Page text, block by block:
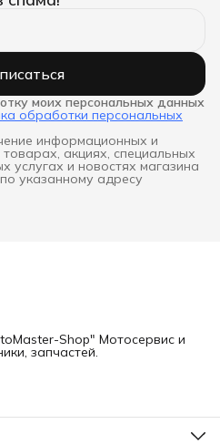
моих персональных данных
обработки персональных
информационных и
акциях, специальных
услугах и новостях магазина
указанному адресу
Shop" Мотосервис и
запчастей.